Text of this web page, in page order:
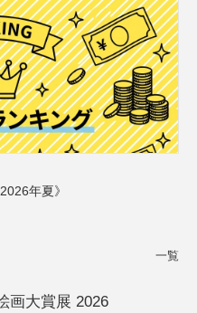
年夏》
一覧
画大賞展 2026